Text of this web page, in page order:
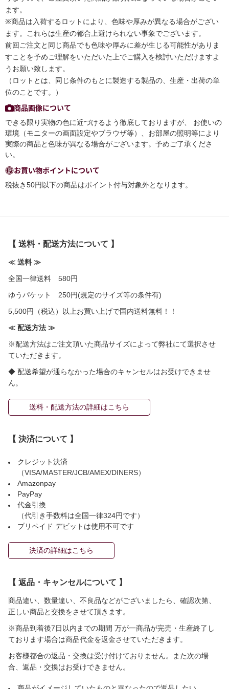
ます。
※商品は入荷するロットにより、色味や厚みが異なる場合がござい
ます。これらは生産の都合上避けられない事象でございます。
前回ご注文と同じ商品でも色味や厚みに差が生じる可能性がありま
すことを予めご理解をいただいた上でご購入を検討いただけますよ
うお願い致します。
（ロットとは、同じ条件のもとに製造する製品の、生産・出荷の単
位のことです。）
商品画像について
できる限り実物の色に近づけるよう徹底しておりますが、 お使いの
環境（モニターの画面設定やブラウザ等）、お部屋の照明等により
実際の商品と色味が異なる場合がございます。予めご了承くださ
い。
お買い物ポイントについて
税抜き50円以下の商品はポイント付与対象外となります。
【 送料・配送方法について 】
≪ 送料 ≫
全国一律送料 580円
ゆうパケット 250円(規定のサイズ等の条件有)
5,500円（税込）以上お買い上げで国内送料無料！！
≪ 配送方法 ≫
※配送方法はご注文頂いた商品サイズによって弊社にて選択させ
ていただきます。
◆ 配送希望が通らなかった場合のキャンセルはお受けできませ
ん。
送料・配送方法の詳細はこちら
【 決済について 】
クレジット決済
（VISA/MASTER/JCB/AMEX/DINERS）
Amazonpay
PayPay
代金引換
（代引き手数料は全国一律324円です）
プリペイド デビットは使用不可です
決済の詳細はこちら
【 返品・キャンセルについて 】
商品違い、数量違い、不良品などがございましたら、確認次第、
正しい商品と交換をさせて頂きます。
※商品到着後7日以内までの期間 万が一商品が完売・生産終了し
ております場合は商品代金を返金させていただきます。
お客様都合の返品・交換は受け付けておりません。また次の場
合、返品・交換はお受けできません。